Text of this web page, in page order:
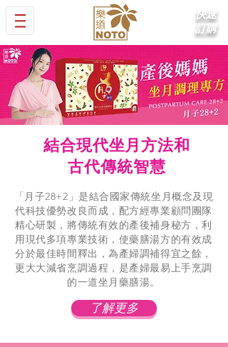
快速
訂購
結合現代坐月方法和
古代傳統智慧
「月子28+2」是結合國家傳統坐月概念及現
代科技優勢改良而成，配方經專業顧問團隊
精心研製，將傳統有效的產後補身秘方，利
用現代多項專業技術，使藥膳湯方的有效成
分於最佳時間釋出，為產婦調補得宜之餘，
更大大減省烹調過程，是產婦最易上手烹調
的一道坐月藥膳湯。
了解更多